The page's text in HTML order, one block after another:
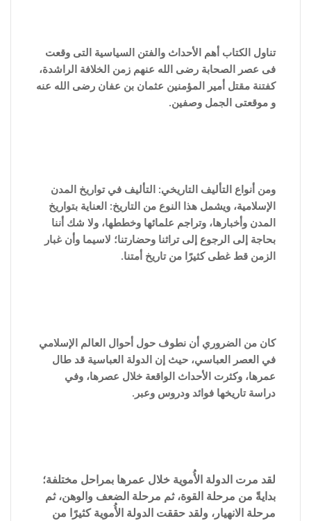
تناول الكتاب أهم الأحداث والفتن ا لسياسية التى وقعت
فى عصر الصحابة رضى الله عنهم زمن الخلافة الراشدة،
كفتنة مقتل أمير المؤمنين عثمان بن عفان رضى الله عنه
و موقعتى الجمل وصفين.
ومن أنواع التأليف التاريخي: التأليف في تواريخ المدن
الإسلامية، ويشمل هذا النوع من التاريخ: العناية بتواريخ
المدن وأخبارها، وتراجم علمائها وخططها، ولا شك أننا
بحاجة إلى الرجوع إلى تراثنا وحضارتنا؛ لاسيما وأن غبار
الزمن قط غطى كثيرًا من تاريخ أمتنا.
كان من الضروري أن نطوف حول أحوال العالم الإسلامي
في العصر العباسي، حيث إن الدولة العباسية قد طال
عمرها، وكثرت الأحداث الواقعة خلال عصرها، وفي
دراسة تاريخها فوائد ودروس وعبر.
لقد مرت الدولة الأُموية خلال عمرها بمراحل مختلفة؛
بدايةً من مرحلة القوة، ثم مرحلة الضعف والوهن، ثم
مرحلة الانهيار، ولقد حققت الدولة الأُموية كثيرًا من